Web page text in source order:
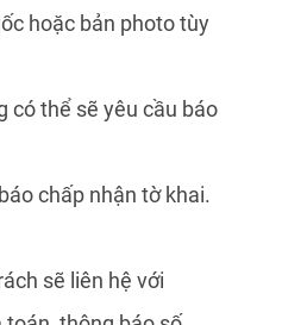
hoặc bản photo tùy
có thể sẽ yêu cầu báo
chấp nhận tờ khai.
sẽ liên hệ với